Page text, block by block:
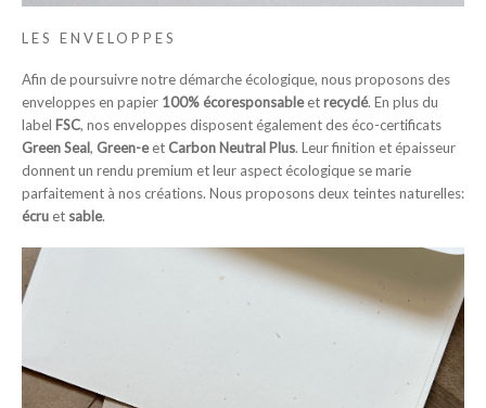
LES ENVELOPPES
Afin de poursuivre notre démarche écologique, nous proposons des
enveloppes en papier 100% écoresponsableetrecyclé. En plus du
label FSC, nos enveloppes disposent également des éco-certificats
Green Seal, Green-eetCarbon Neutral Plus. Leur finition et épaisseur
donnent un rendu premium et leur aspect écologique se marie
parfaitement à nos créations. Nous proposons deux teintes naturelles:
écru et sable.